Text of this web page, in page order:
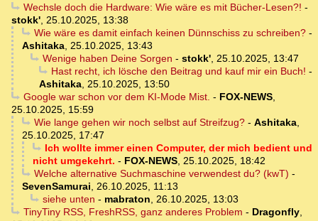
Wechsle doch die Hardware: Wie wäre es mit Bücher-Lesen?! -
stokk' 25.10.2025, 13:38
Wie wäre es damit einfach keinen Dünnschiss zu schreiben?-
Ashitaka 25.10.2025, 13:43
Wenige haben Deine Sorgen - stokk', 25.10.2025, 13:47
Hast recht, ich lösche den Beitrag und kauf mir ein Buch! -
Ashitaka 25.10.2025, 13:50
Google war schon vor dem KI-Mode Mist. - FOX-NEWS,
25.10.2025, 15:59
Wie lange gehen wir noch selbst auf Streifzug?- Ashitaka,
25.10.2025, 17:47
Ich wollte immer einen Computer, der mich bedient und
nicht umgekehrt. - FOX-NEWS 25.10.2025, 18:42
Welche alternative Suchmaschine verwendest du? (kwT) -
SevenSamurai
26.10.2025, 11:13
siehe unten - mabraton
26.10.2025, 13:03
TinyTiny RSS, FreshRSS, ganz anderes Problem - Dragonfly,